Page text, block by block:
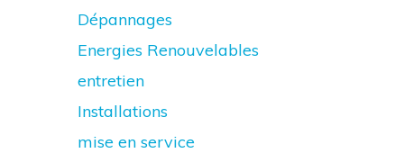
Dépannages
Energies Renouvelables
entretien
Installations
mise en service